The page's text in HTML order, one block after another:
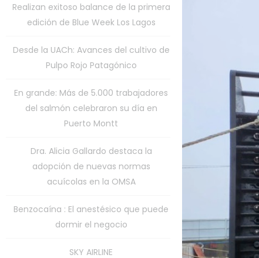
Realizan exitoso balance de la primera
edición de Blue Week Los Lagos
Desde la UACh: Avances del cultivo de
Pulpo Rojo Patagónico
En grande: Más de 5.000 trabajadores
del salmón celebraron su día en
Puerto Montt
Dra. Alicia Gallardo destaca la
adopción de nuevas normas
acuícolas en la OMSA
Benzocaína : El anestésico que puede
dormir el negocio
SKY AIRLINE